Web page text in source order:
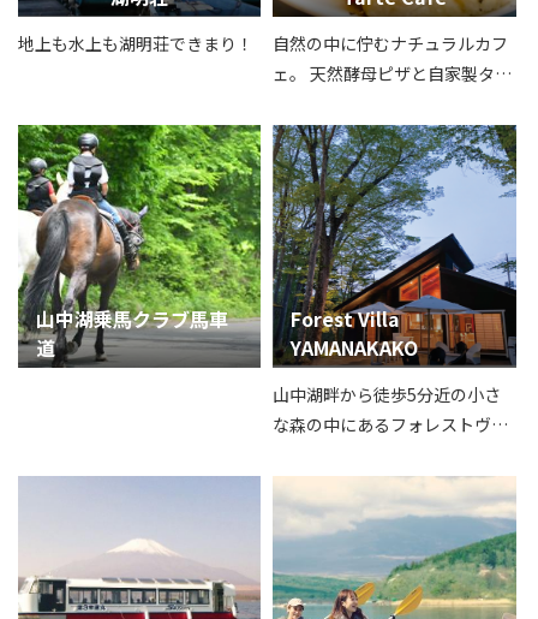
地上も水上も湖明荘できまり！
自然の中に佇むナチュラルカフ
ェ。 天然酵母ピザと自家製タル
山中湖乗馬クラブ馬車
道
Forest Villa
YAMANAKAKO
山中湖畔から徒歩5分近の小さ
な森の中にあるフォレストヴィ
ら、ゆったりとした時間をお過
ごしいただけます。